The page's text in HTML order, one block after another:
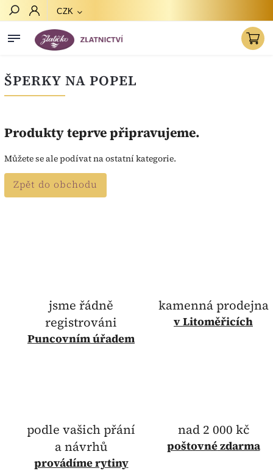
CZK
ŠPERKY NA POPEL
Produkty teprve připravujeme.
Můžete se ale podívat na ostatní kategorie.
Zpět do obchodu
jsme řádně
registrováni
Puncovním úřadem
kamenná prodejna
v Litoměřicích
podle vašich přání
a návrhů
provádíme rytiny
nad 2 000 kč
poštovnézdarma